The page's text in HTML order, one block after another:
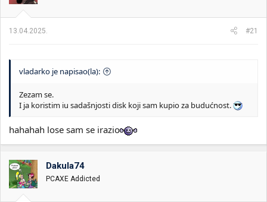
13.04.2025. #21
vladarko je napisao(la):
Zezam se.
I ja koristim iu sadašnjosti disk koji sam kupio za budućnost.
hahahah lose sam se irazio
Dakula74
PCAXE Addicted